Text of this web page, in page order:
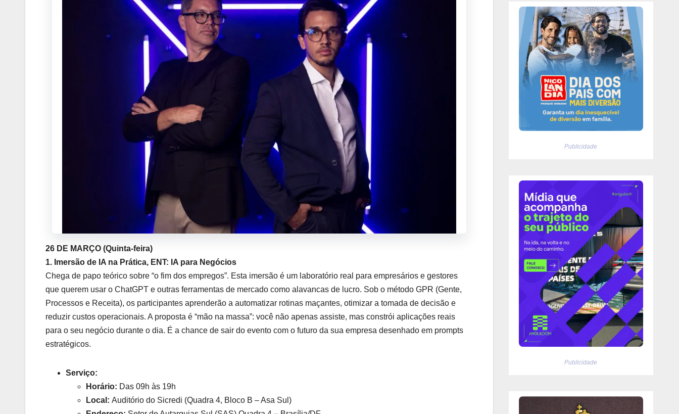
26 DE MARÇO (Quinta-feira)
1. Imersão de IA na Prática, ENT: IA para Negócios
Chega de papo teórico sobre “o fim dos empregos”. Esta imersão é um laboratório real para empresários e gestores
que querem usar o ChatGPT e outras ferramentas de mercado como alavancas de lucro. Sob o método GPR (Gente,
Processos e Receita), os participantes aprenderão a automatizar rotinas maçantes, otimizar a tomada de decisão e
reduzir custos operacionais. A proposta é “mão na massa”: você não apenas assiste, mas constrói aplicações reais
para o seu negócio durante o dia. É a chance de sair do evento com o futuro da sua empresa desenhado em prompts
estratégicos.
Serviço:
Horário: Das 09h às 19h
Local: Auditório do Sicredi (Quadra 4, Bloco B – Asa Sul)
Publicidade
Publicidade